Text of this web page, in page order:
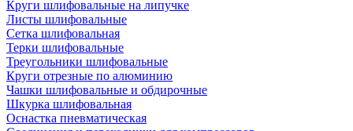
Круги шлифовальные на липучке
Листы шлифовальные
Сетка шлифовальная
Терки шлифовальные
Треугольники шлифовальные
Круги отрезные по алюминию
Чашки шлифовальные и обдирочные
Шкурка шлифовальная
Оснастка пневматическая